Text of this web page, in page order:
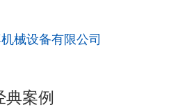
械设备有限公司
典案例